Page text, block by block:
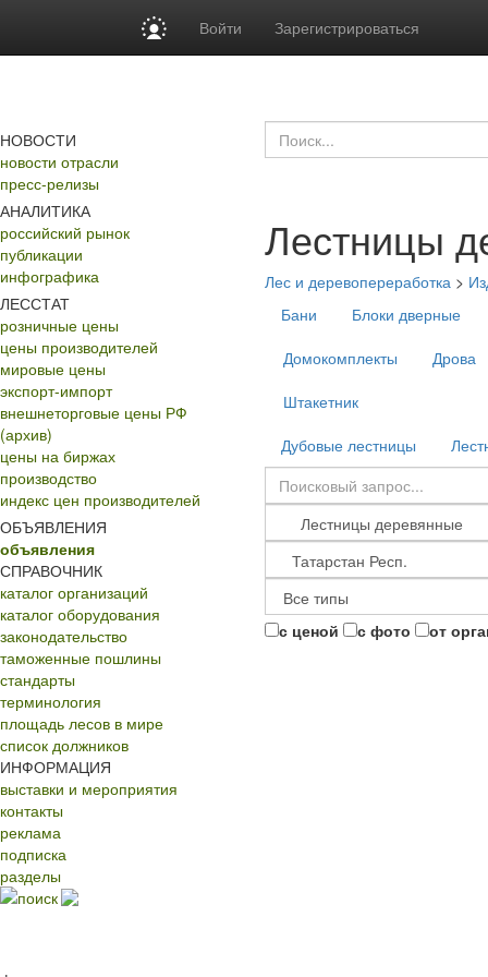
Войти Зарегистрироваться
НОВОСТИ
новости отрасли
пресс-релизы
АНАЛИТИКА
российский рынок
публикации
инфографика
ЛЕССТАТ
розничные цены
цены производителей
мировые цены
экспорт-импорт
внешнеторговые цены РФ
(архив)
цены на биржах
производство
индекс цен производителей
ОБЪЯВЛЕНИЯ
объявления
СПРАВОЧНИК
каталог организаций
каталог оборудования
законодательство
таможенные пошлины
стандарты
терминология
площадь лесов в мире
список должников
ИНФОРМАЦИЯ
выставки и мероприятия
контакты
реклама
подписка
разделы
поиск
Лестницы
Лес и деревопереработка >
Бани
Блоки дверные
Домокомплекты
Дрова
Штакетник
Дубовые лестницы
с ценой с фото от